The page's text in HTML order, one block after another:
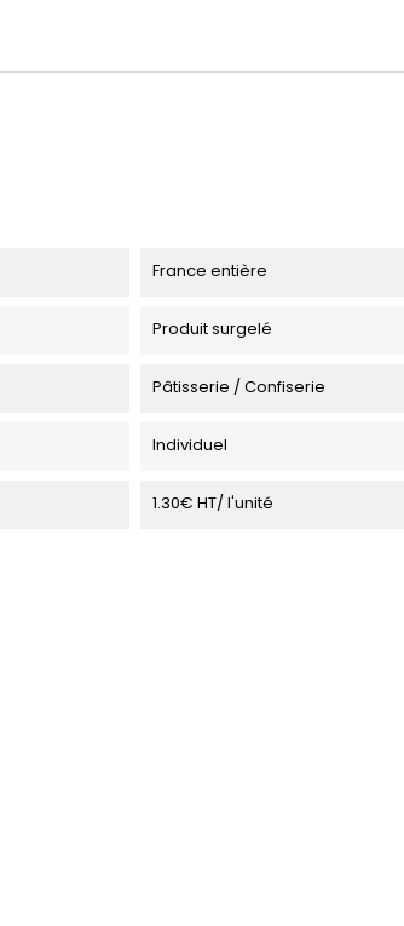
France entière
Produit surgelé
Pâtisserie / Confiserie
Individuel
1.30€ HT/ l'unité